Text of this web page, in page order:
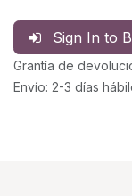
Sign In to
Grantía de
Envío: 2-3 días